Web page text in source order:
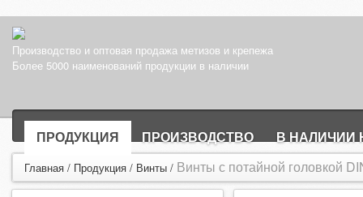
Производство и оптовая продажа метизов и крепежа
Более 5000 наименований продукции в наличии
ПРОДУКЦИЯ ПРОИЗВОДСТВО В НАЛИЧИИ
Главная / Продукция / Винты / Винты с потайной головкой